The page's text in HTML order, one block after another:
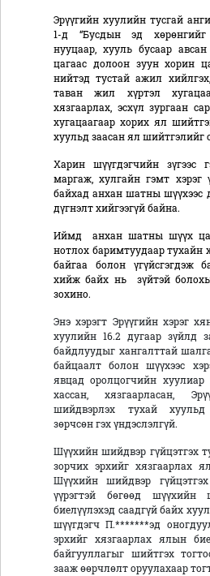
Эрүүгийн хуулийн тусгай
1-д “Бусдын эд хөрөнгийг
нууцаар, хууль бусаар
цагаас долоон зуун хорин
нийтэд тустай ажил
таван жил хүртэл
хязгаарлах, эсхүл зургаан
хугацаагаар хорих ял
хуульд заасан ял шийтгэлийг
Харин шүүгдэгчийн зүгээс
маргаж, хулгайн гэмт хэрэг
байхад анхан шатны шүүхээс
дүгнэлт хийгээгүй байна.
Иймд анхан шатны шүүх
нотлох баримтуудаар тухайн
байгаа болон үгүйсгэгдэж
хийж байх нь зүйтэй
зохино.
Энэ хэрэгт Эрүүгийн хэрэг
хуулийн 16.2 дугаар зүйлд
байдлуудыг хангалттай
байцаалт болон шүүхээс
явцад оролцогчийн хуулиар
хассан, хязгаарласан,
шийдвэрлэх тухай
зөрчсөн гэх үндэслэлгүй.
Шүүхийн шийдвэр гүйцэтгэх
зорчих эрхийг хязгаарлах
Шүүхийн шийдвэр
үүрэгтэй бөгөөд шүүхийн
биелүүлэхэд саадгүй байх
шүүгдэгч П.*******эд
эрхийг хязгаарлах ялын
байгууллагыг шийтгэх
зааж өөрчлөлт оруулахаар